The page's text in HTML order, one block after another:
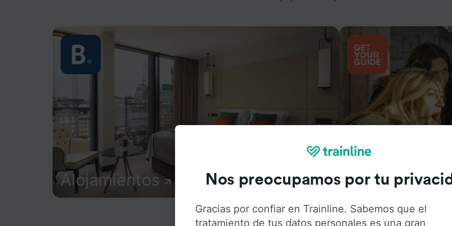
Alojamientos Actividades
Nos preocupamos por tu
Gracias por confiar en Trainline. Sabemos que el
tratamiento de tus datos personales es una gran